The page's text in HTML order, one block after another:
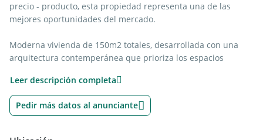
precio - producto, esta propiedad representa una de las
mejores oportunidades del mercado.
Moderna vivienda de 150m2 totales, desarrollada con una
arquitectura contemperánea que prioriza los espacios
natural.
SUPERFICIES:
- 80m2 cubiertos.
Leer descripción completa
Pedir más datos al anunciante